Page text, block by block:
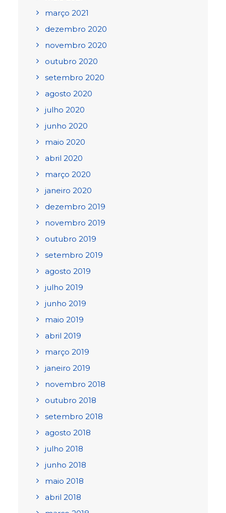
março 2021
dezembro 2020
novembro 2020
outubro 2020
setembro 2020
agosto 2020
julho 2020
junho 2020
maio 2020
abril 2020
março 2020
janeiro 2020
dezembro 2019
novembro 2019
outubro 2019
setembro 2019
agosto 2019
julho 2019
junho 2019
maio 2019
abril 2019
março 2019
janeiro 2019
novembro 2018
outubro 2018
setembro 2018
agosto 2018
julho 2018
junho 2018
maio 2018
abril 2018